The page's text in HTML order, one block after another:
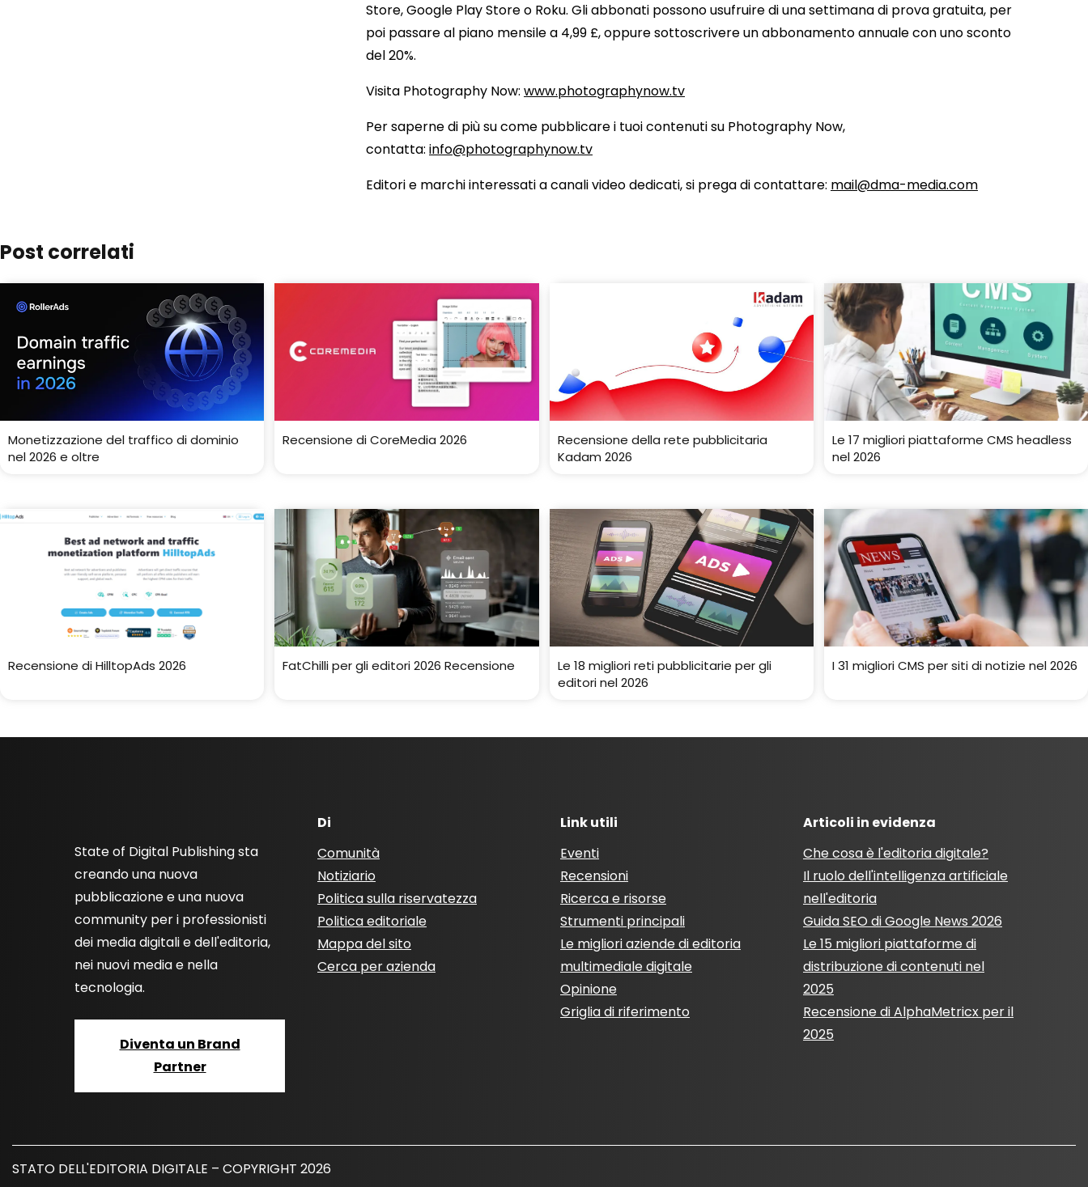
Store, Google Play Store o Roku. Gli abbonati possono usufruire di una settimana di prova gratuita, per
poi passare al piano mensile a 4,99 £, oppure sottoscrivere un abbonamento annuale con uno sconto
del 20%.
Visita Photography Now: www.photographynow.tv
Per saperne di più su come pubblicare i tuoi contenuti su Photography Now,
contatta: info@photographynow.tv
Editori e marchi interessati a canali video dedicati, si prega di contattare: mail@dma-media.com
Post correlati
Monetizzazione del traffico di dominio
nel 2026 e oltre
Recensione di CoreMedia 2026
Recensione della rete pubblicitaria
Kadam 2026
Le 17 migliori piattaforme CMS headless
nel 2026
Recensione di HilltopAds 2026 FatChilli per gli editori 2026 Recensione
Le 18 migliori reti pubblicitarie per gli
editori nel 2026
I 31 migliori CMS per siti di notizie nel 2026
State of Digital Publishing sta
creando una nuova
pubblicazione e una nuova
community per i professionisti
dei media digitali e dell'editoria,
nei nuovi media e nella
tecnologia.
Diventa un Brand
Partner
Di
Comunità
Notiziario
Politica sulla riservatezza
Politica editoriale
Mappa del sito
Cerca per azienda
Link utili
Eventi
Recensioni
Ricerca e risorse
Strumenti principali
Le migliori aziende di editoria
multimediale digitale
Opinione
Griglia di riferimento
Articoli in evidenza
Che cosa è l'editoria digitale?
Il ruolo dell'intelligenza artificiale
nell'editoria
Guida SEO di Google News 2026
Le 15 migliori piattaforme di
distribuzione di contenuti nel
2025
Recensione di AlphaMetricx per il
2025
STATO DELL'EDITORIA DIGITALE – COPYRIGHT 2026